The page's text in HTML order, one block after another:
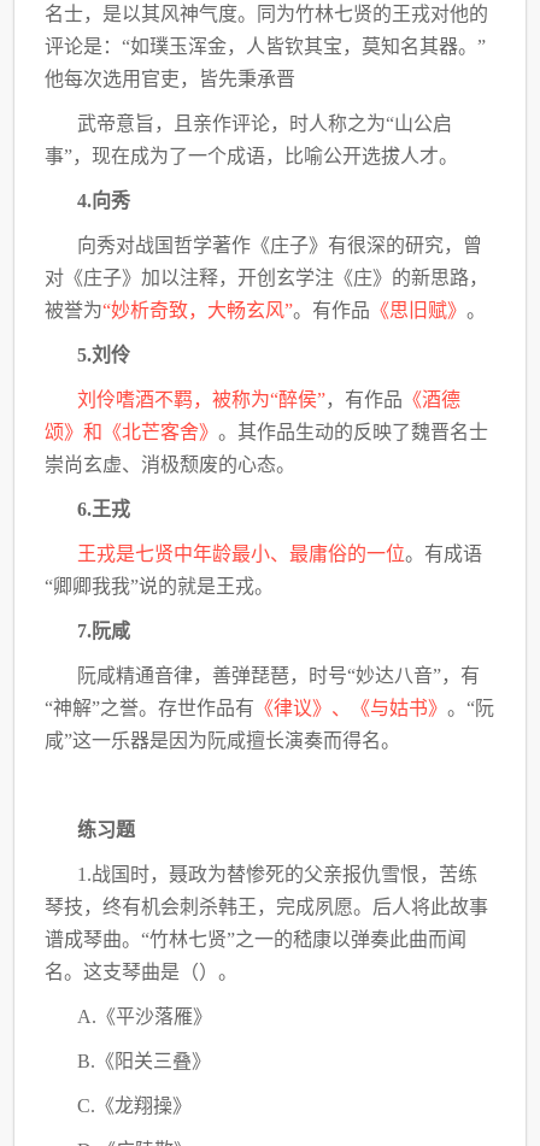
名士，是以其风神气度。同为竹林七贤的王戎对他的
评论是：“如璞玉浑金，人皆钦其宝，莫知名其器。”
他每次选用官吏，皆先秉承晋
武帝意旨，且亲作评论，时人称之为“山公启
事”，现在成为了一个成语，比喻公开选拔人才。
4.向秀
向秀对战国哲学著作《庄子》有很深的研究，曾
对《庄子》加以注释，开创玄学注《庄》的新思路，
被誉为“妙析奇致，大畅玄风”。有作品 《思旧赋》。
5.刘伶
刘伶嗜酒不羁，被称为“醉侯”，有作品 《酒德
颂》和《北芒客舍》。其作品生动的反映了魏晋名士
崇尚玄虚、消极颓废的心态。
6.王戎
王戎是七贤中年龄最小、最庸俗的一位。有成语
“卿卿我我”说的就是王戎。
7.阮咸
阮咸精通音律，善弹琵琶，时号“妙达八音”，有
“神解”之誉。存世作品有 《律议》、《与姑书》。“阮
咸”这一乐器是因为阮咸擅长演奏而得名。
练习题
1.战国时，聂政为替惨死的父亲报仇雪恨，苦练
琴技，终有机会刺杀韩王，完成夙愿。后人将此故事
谱成琴曲。“竹林七贤”之一的嵇康以弹奏此曲而闻
名。这支琴曲是（）。
A.《平沙落雁》
B.《阳关三叠》
C.《龙翔操》